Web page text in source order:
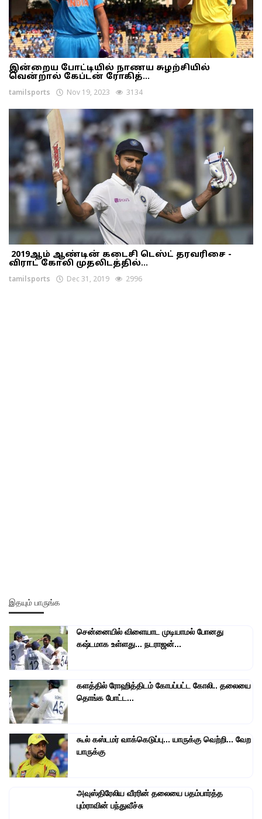
இன்றைய போட்டியில் நாணய சுழற்சியில்
வென்றால் கேப்டன் ரோகித்...
tamilsports Nov 19, 2023 3134
2019ஆம் ஆண்டின் கடைசி டெஸ்ட் தரவரிசை -
விராட் கோலி முதலிடத்தில்...
tamilsports Dec 31, 2019 2996
இதயும் பாருங்க
சென்னையில் விளையாட முடியாமல் போனது
கஷ்டமாக உள்ளது... நடராஜன்...
களத்தில் ரோஹித்திடம் கோபப்பட்ட கோலி.. தலையை
தொங்க போட்ட...
கூல் கஸ்டமர் வாக்கெடுப்பு... யாருக்கு வெற்றி... வேற
யாருக்கு
அவுஸ்திரேலிய வீரரின் தலையை பதம்பார்த்த
பும்ராவின் பந்துவீச்சு